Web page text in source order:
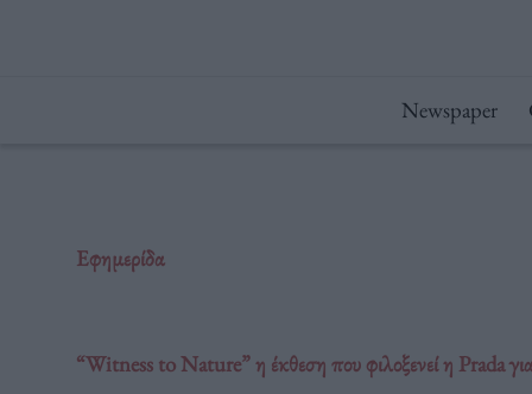
Newspaper
Εφημερίδα
“Witness to Nature” η έκθεση που φιλοξενεί η Prada